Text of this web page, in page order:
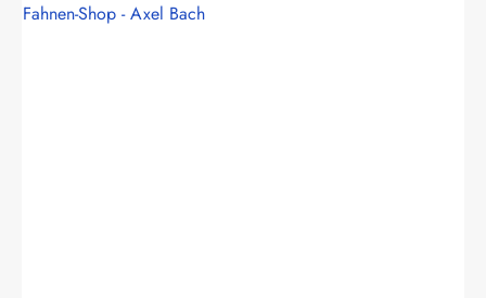
Fahnen-Shop - Axel Bach